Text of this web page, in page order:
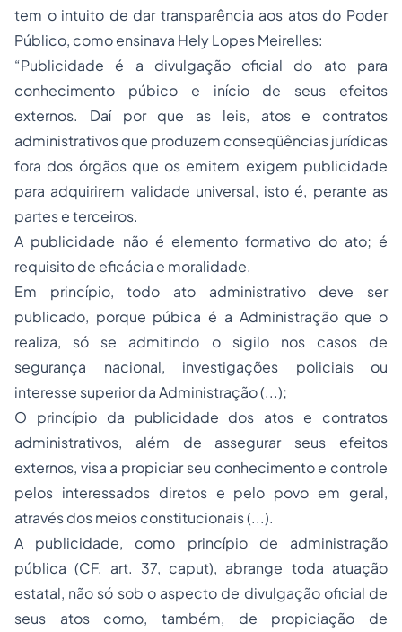
tem o intuito de dar transparência aos atos do Poder
Público, como ensinava Hely Lopes Meirelles:
“Publicidade é a divulgação oficial do ato para
conhecimento púbico e início de seus efeitos
externos. Daí por que as leis, atos e contratos
administrativosque produzem conseqüências jurídicas
fora dos órgãos que os emitem exigem publicidade
para adquirirem validade universal, isto é, perante as
partes e terceiros.
A publicidade não é elemento formativo do ato; é
requisito de eficácia e moralidade.
Em princípio, todo ato administrativo deve ser
publicado, porque púbica é a Administração que o
realiza, só se admitindo o sigilo nos casos de
segurança nacional, investigações policiais ou
interesse superior da Administração (...);
O princípio da publicidade dos atos e contratos
administrativos, além de assegurar seus efeitos
externos, visa a propiciar seu conhecimento e controle
pelos interessados diretos e pelo povo em geral,
através dos meios constitucionais (...).
A publicidade, como princípio de administração
pública (CF, art. 37, caput), abrange toda atuação
estatal, não só sob o aspecto de divulgação oficial de
seus atos como, também, de propiciação de